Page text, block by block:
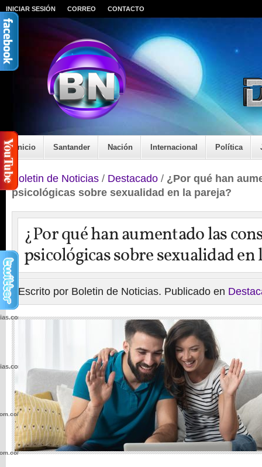
INICIAR SESIÓN CORREO CONTACTO
Inicio Santander Nación Internacional Política
Boletin de Noticias / Destacado / ¿Por qué han
psicológicas sobre sexualidad en la pareja?
¿Por qué han aumentado las
psicológicas sobre sexualidad en
Escrito por Boletin de Noticias. Publicado en
wp-
wp-
wp-
wp-